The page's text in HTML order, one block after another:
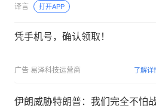
译言 打开APP
凭手机号，确认领取！
广告 易泽科技运营商 了解详
伊朗威胁特朗普：我们完全不怕